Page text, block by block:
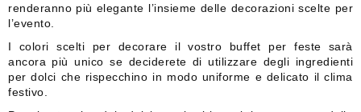
renderanno più elegante l’insieme delle decorazioni scelte per
l’evento.
I colori scelti per decorare il vostro buffet per feste sarà
ancora più unico se deciderete di utilizzare degli ingredienti
per dolci che rispecchino in modo uniforme e delicato il clima
festivo.